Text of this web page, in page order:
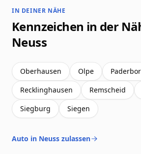
IN DEINER NÄHE
Kennzeichen in der
Neuss
Oberhausen Olpe
Recklinghausen
Remscheid
Siegburg
Siegen
Auto in Neuss zulassen